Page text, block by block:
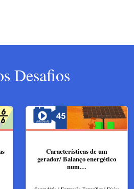
Desafios
Características de um
gerador/ Balanço energético
num…